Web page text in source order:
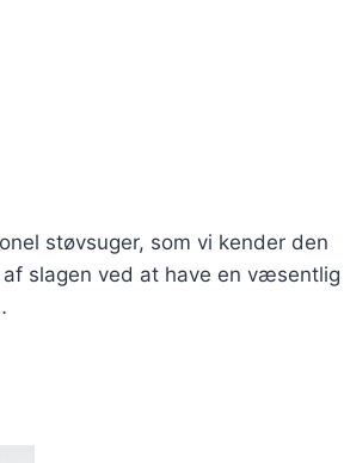
støvsuger, som vi kender den
slagen ved at have en væsentlig